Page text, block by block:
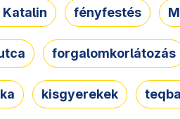
fényfestés
forgalomkorlátozás
kisgyerekek